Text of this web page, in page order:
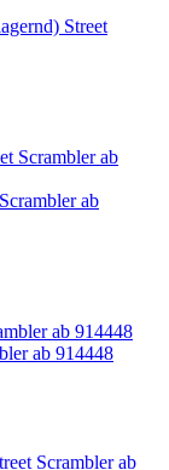
Street
ab
ab 914448